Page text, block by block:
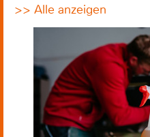
>> Alle anzeigen